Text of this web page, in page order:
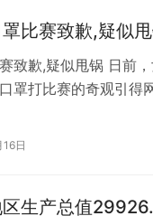
比赛致歉,疑似
致歉,疑似甩锅 日前
罩打比赛的奇观引得
女排首局吃了败仗，
而比赛结束之后，
日
生产总值